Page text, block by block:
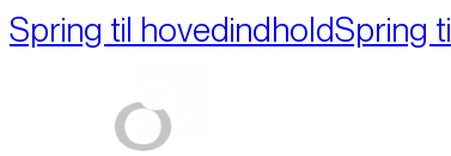
Spring til hovedindholdSpring